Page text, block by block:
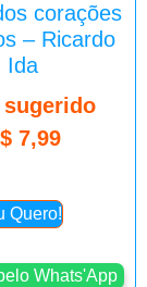
corações
– Ricardo
Ida
sugerido
7,99
Quero!
Whats'App